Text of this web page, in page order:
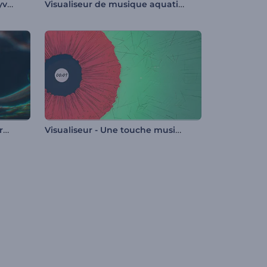
Visualisateur de podcast polyvalent Visualiseur de musique aquatique
Visualiseur de musique - Tourbillon abstrait Visualiseur - Une touche musicale